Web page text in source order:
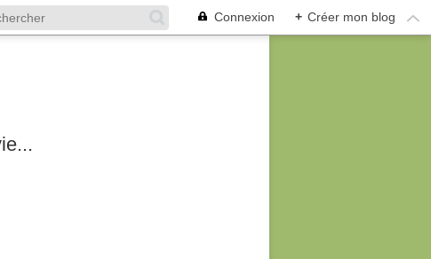
Connexion + Créer mon blog